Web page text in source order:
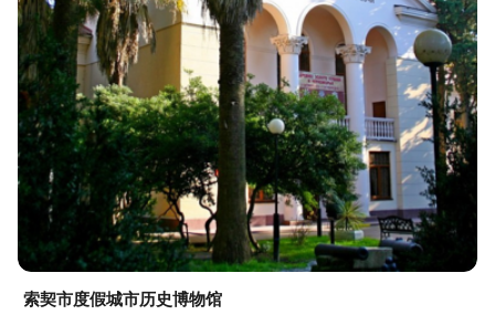
索契市度假城市历史博物馆